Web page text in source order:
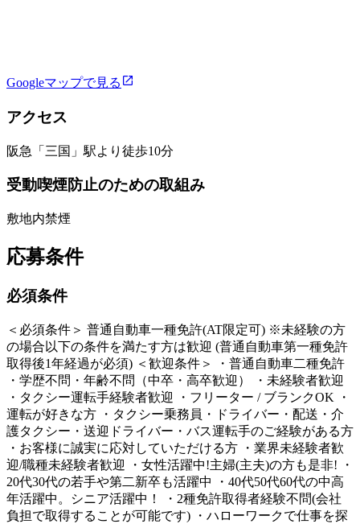
Googleマップで見る
アクセス
阪急「三国」駅より徒歩10分
受動喫煙防止のための取組み
敷地内禁煙
応募条件
必須条件
＜必須条件＞ 普通自動車一種免許(AT限定可) ※未経験の方
の場合以下の条件を満たす方は歓迎 (普通自動車第一種免許
取得後1年経過が必須) ＜歓迎条件＞ ・普通自動車二種免許
・学歴不問・年齢不問（中卒・高卒歓迎） ・未経験者歓迎
・タクシー運転手経験者歓迎 ・フリーター / ブランクOK ・
運転が好きな方 ・タクシー乗務員・ドライバー・配送・介
護タクシー・送迎ドライバー・バス運転手のご経験がある方
・お客様に誠実に応対していただける方 ・業界未経験者歓
迎/職種未経験者歓迎 ・女性活躍中!主婦(主夫)の方も是非! ・
20代30代の若手や第二新卒も活躍中 ・40代50代60代の中高
年活躍中。シニア活躍中！ ・2種免許取得者経験不問(会社
負担で取得することが可能です) ・ハローワークで仕事を探